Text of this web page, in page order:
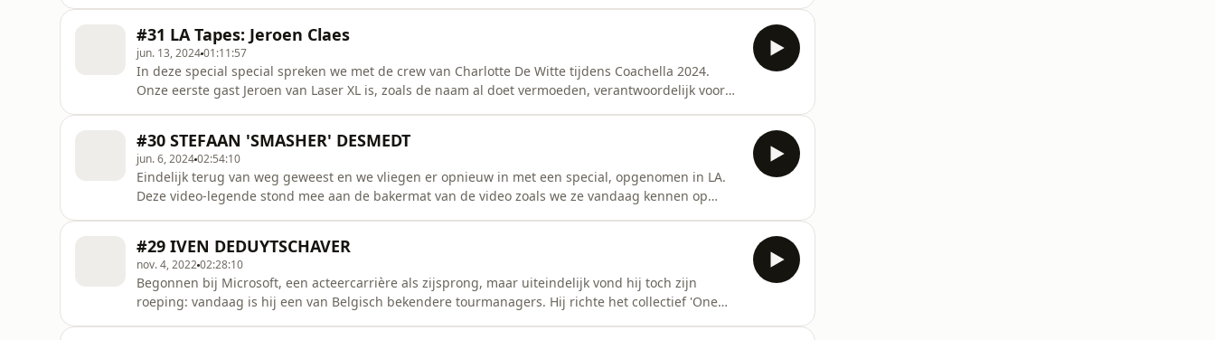
#31 LA Tapes: Jeroen Claes
jun. 13, 202401:11:57
In deze special special spreken we met de crew van Charlotte De Witte tijdens Coachella 2024.
Onze eerste gast Jeroen van Laser XL is, zoals de naam al doet vermoeden, verantwoordelijk voor
#30 STEFAAN 'SMASHER' DESMEDT
jun. 6, 202402:54:10
Eindelijk terug van weg geweest en we vliegen er opnieuw in met een special, opgenomen in LA.
Deze video-legende stond mee aan de bakermat van de video zoals we ze vandaag kennen op
2009 de Parnelli Award vo
#29 IVEN DEDUYTSCHAVER
nov. 4, 202202:28:10
Begonnen bij Microsoft, een acteercarrière als zijsprong, maar uiteindelijk vond hij toch zijn
roeping: vandaag is hij een van Belgisch bekendere tourmanagers. Hij richte het collectief 'One